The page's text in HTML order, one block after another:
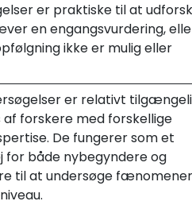
er praktiske til at
en engangsvurdering,
ikke er mulig eller
er relativt
af forskere med forskellige
De fungerer som et
både nybegyndere og
til at undersøge fænomener